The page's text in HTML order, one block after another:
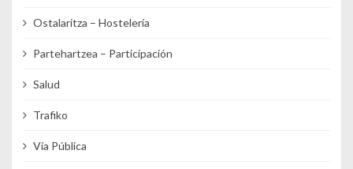
Ostalaritza – Hostelería
Partehartzea – Participación
Salud
Trafiko
Vía Pública